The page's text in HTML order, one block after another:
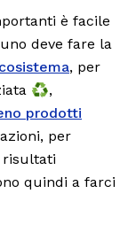
è facile
deve fare la
, per
♻️,
prodotti
per
risultati
quindi a farci